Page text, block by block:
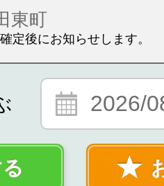
東町
定後にお知らせします。
2026/